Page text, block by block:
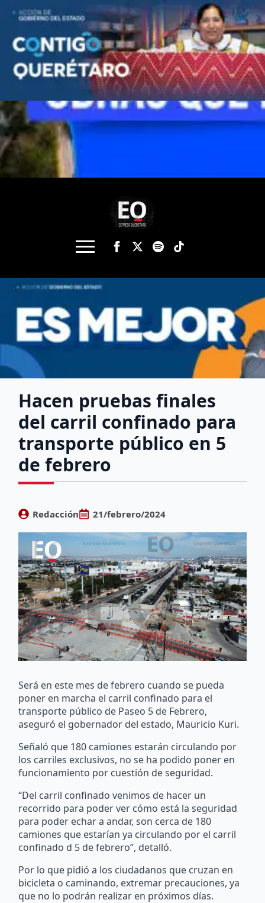
Hacen pruebas finales
del carril confinado para
transporte público en 5
de febrero
Redacción 21/febrero/2024
Será en este mes de febrero cuando se pueda
poner en marcha el carril confinado para el
transporte público de Paseo 5 de Febrero,
aseguró el gobernador del estado, Mauricio Kuri.
Señaló que 180 camiones estarán circulando por
los carriles exclusivos, no se ha podido poner en
funcionamiento por cuestión de seguridad.
“Del carril confinado venimos de hacer un
recorrido para poder ver cómo está la seguridad
para poder echar a andar, son cerca de 180
camiones que estarían ya circulando por el carril
confinado d 5 de febrero”, detalló.
Por lo que pidió a los ciudadanos que cruzan en
bicicleta o caminando, extremar precauciones, ya
que no lo podrán realizar en próximos días.